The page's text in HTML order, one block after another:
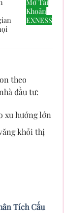
Mở Tài
Khoản
EXNESS
theo
đầu tư:
xu hướng lớn
khỏi thị
Tích Cấu